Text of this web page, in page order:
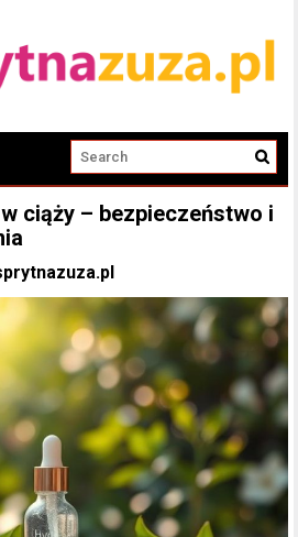
ciąży – bezpieczeństwo i